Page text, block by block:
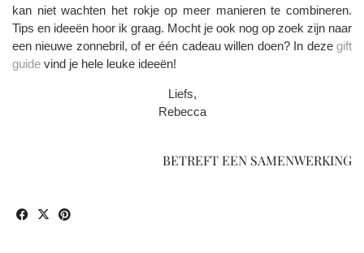
kan niet wachten het rokje op meer manieren te combineren.
Tips en ideeën hoor ik graag. Mocht je ook nog op zoek zijn naar
een nieuwe zonnebril, of er één cadeau willen doen? In deze gift
guide vind je hele leuke ideeën!
Liefs,
Rebecca
BETREFT EEN SAMENWERKING